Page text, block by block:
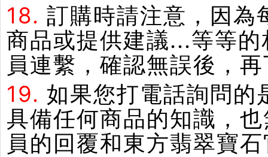
18. 訂購時請注意，因為
商品或提供建議...等等
員連繫，確認無誤後，
19. 如果您打電話詢問的
具備任何商品的知識，
員的回覆和東方翡翠寶